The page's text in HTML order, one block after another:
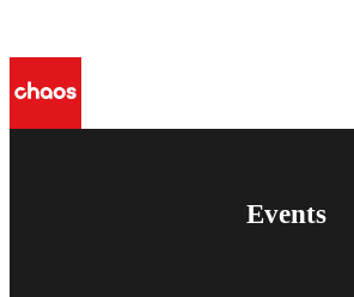
Events